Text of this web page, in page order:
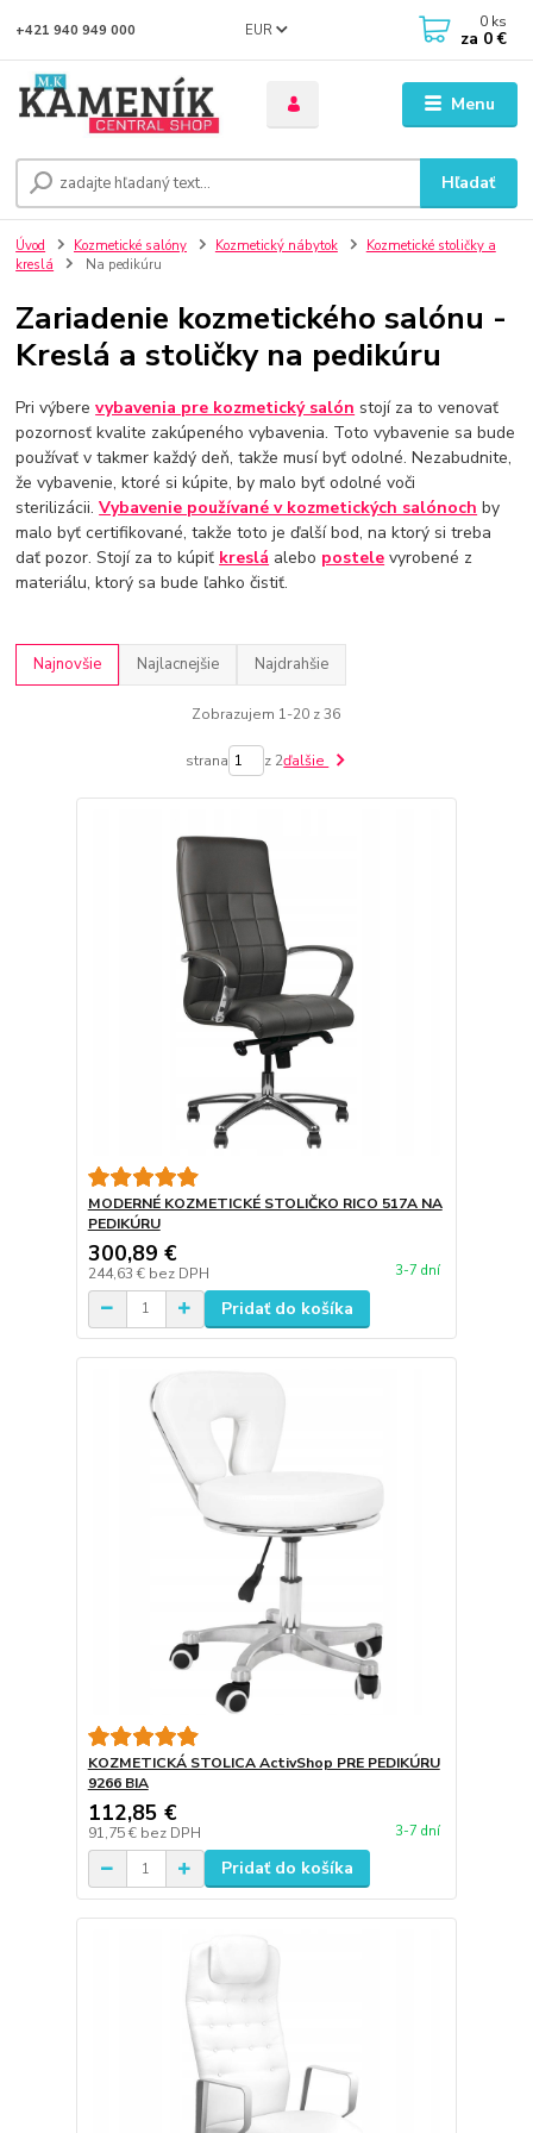
Menu
EUR
Hľadať
+421 940 949 000 0 ks
za 0 €
Úvod Kozmetické salóny Kozmetický nábytok
Kozmetické stoličky a
kreslá
Na pedikúru
Zariadenie kozmetického salónu -
Kreslá a stoličky na pedikúru
Pri výberevybavenia pre kozmetický salón stojí za to venovať
pozornosť kvalite zakúpeného vybavenia. Toto vybavenie sa bude
používať v takmer každý deň, takže musí byť odolné. Nezabudnite,
že vybavenie, ktoré si kúpite, by malo byť odolné voči
sterilizácii.Vybavenie používané v kozmetických salónoch by
malo byť certifikované, takže toto je ďalší bod, na ktorý si treba
dať pozor. Stojí za to kúpiť kreslá alebo postele vyrobené z
materiálu, ktorý sa bude ľahko čistiť.
Najnovšie Najlacnejšie Najdrahšie
Zobrazujem 1-20 z 36
strana z 2ďalšie
MODERNÉ KOZMETICKÉ STOLIČKO RICO 517A NA
PEDIKÚRU
300,89 €
244,63 € bez DPH 3-7 dní
Pridať do košíka
KOZMETICKÁ STOLICA ActivShop PRE PEDIKÚRU
9266 BIA
112,85 €
91,75 € bez DPH 3-7 dní
Pridať do košíka